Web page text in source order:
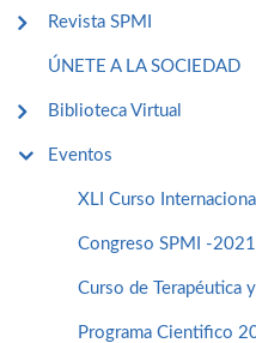
Revista SPMI
ÚNETE A LA SOCIEDAD
Biblioteca Virtual
Eventos
XLI Curso
Congreso SPMI -2021
Curso de Terapéutica
Programa Cientifico